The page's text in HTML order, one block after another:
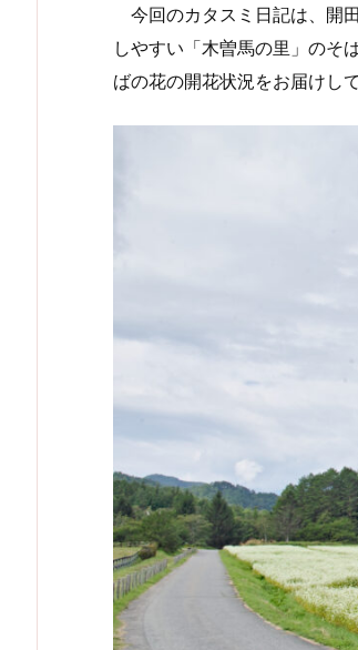
今回のカタスミ日記は、開
しやすい「木曽馬の里」のそ
ばの花の開花状況をお届けし